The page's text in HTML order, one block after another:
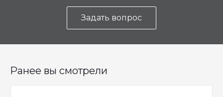
Задать вопрос
Ранее вы смотрели